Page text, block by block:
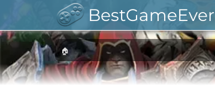
BestGameEver
🏠